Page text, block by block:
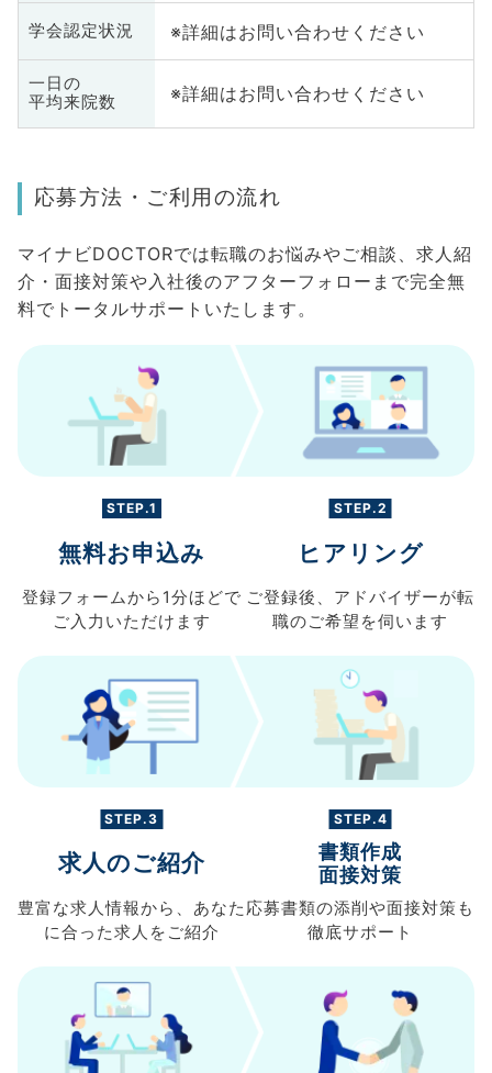
学会認定状況 ※詳細はお問い合わせください
一日の
平均来院数
※詳細はお問い合わせください
応募方法・ご利用の流れ
マイナビDOCTORでは転職のお悩みやご相談、求人紹
介・面接対策や入社後のアフターフォローまで完全無
料でトータルサポートいたします。
STEP.1
無料お申込み
登録フォームから 1分ほどで
ご入力 いただけます
STEP.2
ヒアリング
ご登録後、 アドバイザーが転
職のご希望を伺います
STEP.3
求人のご紹介
豊富な求人情報から、 あなた
に合った求人を ご紹介
STEP.4
書類作成
面接対策
応募書類の添削や面接対策も
徹底サポート